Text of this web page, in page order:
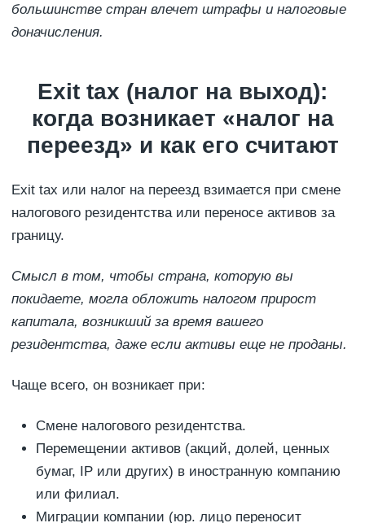
большинстве стран влечет штрафы и налоговые
доначисления.
Exit tax (налог на выход):
когда возникает «налог на
переезд» и как его считают
Exit tax или налог на переезд взимается при смене
налогового резидентства или переносе активов за
границу.
Смысл в том, чтобы страна, которую вы
покидаете, могла обложить налогом прирост
капитала, возникший за время вашего
резидентства, даже если активы еще не проданы.
Чаще всего, он возникает при:
Смене налогового резидентства.
Перемещении активов (акций, долей, ценных
бумаг, IP или других) в иностранную компанию
или филиал.
Миграции компании (юр. лицо переносит